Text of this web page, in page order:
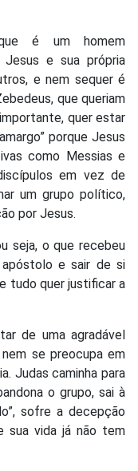
é um homem
e sua própria
e nem sequer é
que queriam
quer estar
porque Jesus
como Messias e
em vez de
um grupo político,
por Jesus.
seja, o que recebeu
e sair de si
tudo quer justificar a
de uma agradável
se preocupa em
Judas caminha para
o grupo, sai à
sofre a decepção
sua vida já não tem